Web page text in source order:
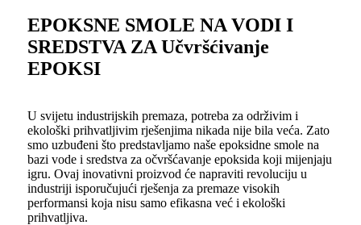
EPOKSNE SMOLE NA VODI I
SREDSTVA ZA Učvršćivanje
EPOKSI
U svijetu industrijskih premaza, potreba za održivim i
ekološki prihvatljivim rješenjima nikada nije bila veća. Zato
smo uzbuđeni što predstavljamo naše epoksidne smole na
bazi vode i sredstva za očvršćavanje epoksida koji mijenjaju
igru. Ovaj inovativni proizvod će napraviti revoluciju u
industriji isporučujući rješenja za premaze visokih
performansi koja nisu samo efikasna već i ekološki
prihvatljiva.